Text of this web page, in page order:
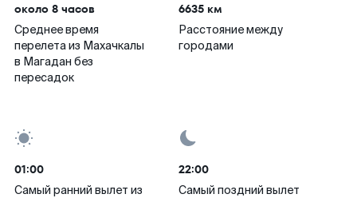
около 8 часов
Среднее время
перелета из Махачкалы
в Магадан без
пересадок
6635 км
Расстояние между
городами
01:00
Самый ранний вылет из
22:00
Самый поздний вылет